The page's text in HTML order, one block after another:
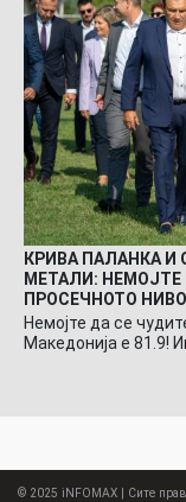
КРИВА ПАЛАНКА И
МЕТАЛИ:
ПРОСЕЧНОТО
Немојте да се
Македонија е 81.9!
© 2025 iNFOMAX | Сите